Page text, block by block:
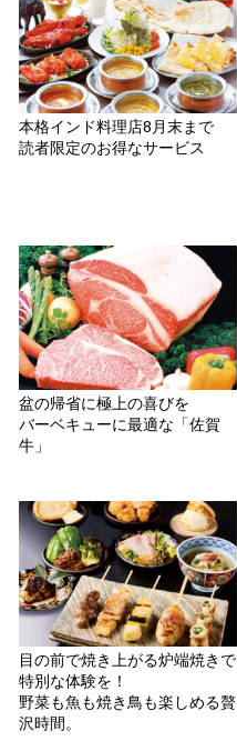
本格インド料理店8月末まで
読者限定のお得なサービス
盆の帰省に極上の喜びを
バーベキューに最適な「佐賀
牛」
目の前で焼き上がる炉端焼きで
特別な体験を！
野菜も魚も焼き鳥も楽しめる贅
沢時間。